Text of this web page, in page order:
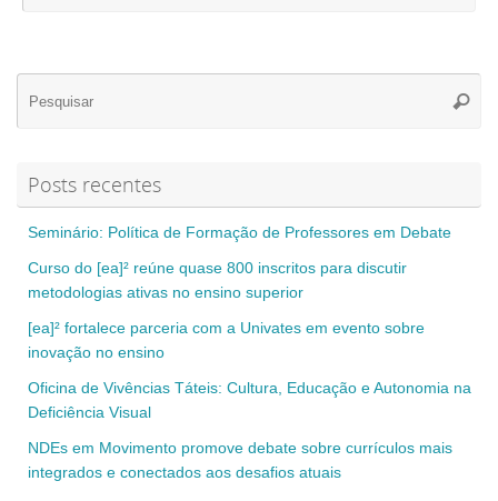
Posts recentes
Seminário: Política de Formação de Professores em Debate
Curso do [ea]² reúne quase 800 inscritos para discutir
metodologias ativas no ensino superior
[ea]² fortalece parceria com a Univates em evento sobre
inovação no ensino
Oficina de Vivências Táteis: Cultura, Educação e Autonomia na
Deficiência Visual
NDEs em Movimento promove debate sobre currículos mais
integrados e conectados aos desafios atuais